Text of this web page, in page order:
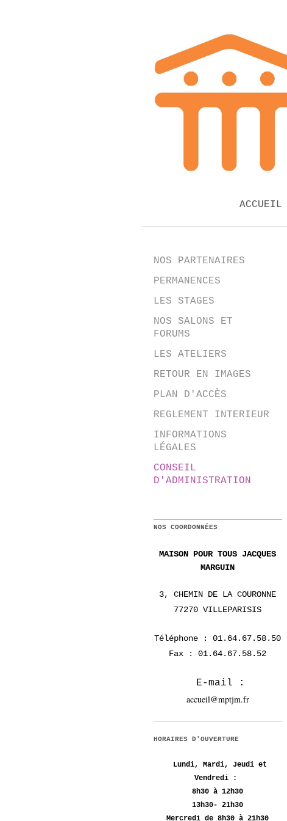
ACCUEIL
NOS PARTENAIRES
PERMANENCES
LES STAGES
NOS SALONS ET
FORUMS
LES ATELIERS
RETOUR EN IMAGES
PLAN D'ACCÈS
REGLEMENT INTERIEUR
INFORMATIONS
LÉGALES
CONSEIL
D'ADMINISTRATION
NOS COORDONNÉES
MAISON POUR TOUS JACQUES
MARGUIN
3, CHEMIN DE LA COURONNE
77270 VILLEPARISIS
Téléphone :01.64.67.58.50
Fax :01.64.67.58.52
E-mail :
accueil@mptjm.fr
HORAIRES D'OUVERTURE
Lundi, Mardi, Jeudi et
Vendredi :
8h30 à 12h30
13h30- 21h30
Mercredi de 8h30 à 21h30